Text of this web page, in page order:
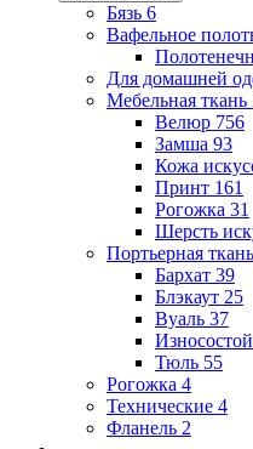
Бязь 6
Вафельное
Для домашней
Мебельная ткань
Велюр 756
Замша 93
Кожа
Принт 161
Рогожка 31
Шерсть
Портьерная ткань
Бархат 39
Блэкаут 25
Вуаль 37
Тюль 55
Рогожка 4
Технические 4
Фланель 2